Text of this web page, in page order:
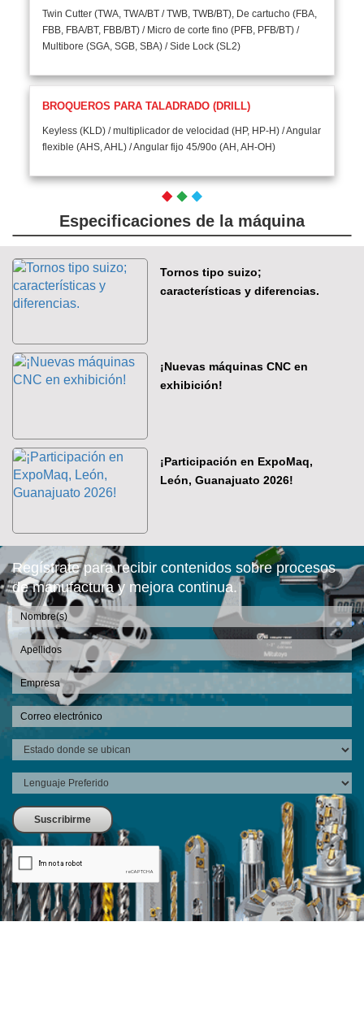
Twin Cutter (TWA, TWA/BT / TWB, TWB/BT), De cartucho (FBA,
FBB, FBA/BT, FBB/BT) / Micro de corte fino (PFB, PFB/BT) /
Multibore (SGA, SGB, SBA) / Side Lock (SL2)
BROQUEROS PARA TALADRADO (DRILL)
Keyless (KLD) / multiplicador de velocidad (HP, HP-H) / Angular
flexible (AHS, AHL) / Angular fijo 45/90o (AH, AH-OH)
Especificaciones de la máquina
Tornos tipo suizo;
características y diferencias.
¡Nuevas máquinas CNC en
exhibición!
¡Participación en ExpoMaq,
León, Guanajuato 2026!
Regístrate para recibir contenidos sobre procesos
de manufactura y mejora continua.